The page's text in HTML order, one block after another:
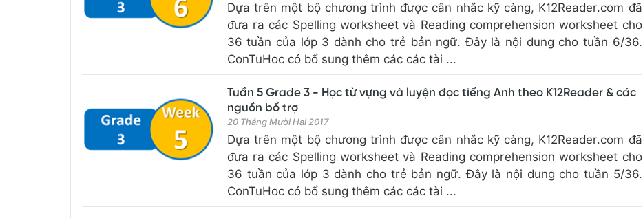
Dựa trên một bộ chương trình được cân nhắc kỹ càng, K12Reader.com đã
đưa ra các Spelling worksheet và Reading comprehension worksheet cho
36 tuần của lớp 3 dành cho trẻ bản ngữ. Đây là nội dung cho tuần 6/36.
ConTuHoc có bổ sung thêm các các tài ...
Tuần 5 Grade 3 - Học từ vựng và luyện đọc tiếng Anh theo K12Reader & các
nguồn bổ trợ
20 Tháng Mười Hai 2017
Dựa trên một bộ chương trình được cân nhắc kỹ càng, K12Reader.com đã
đưa ra các Spelling worksheet và Reading comprehension worksheet cho
36 tuần của lớp 3 dành cho trẻ bản ngữ. Đây là nội dung cho tuần 5/36.
ConTuHoc có bổ sung thêm các các tài ...